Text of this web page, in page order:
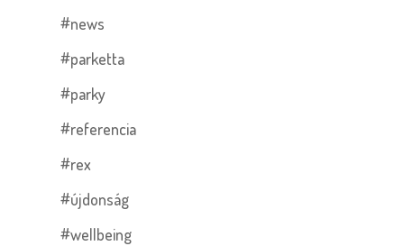
#news
#parketta
#parky
#referencia
#rex
#újdonság
#wellbeing